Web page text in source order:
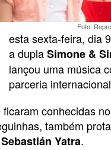
Foto:
esta sexta-feira, dia
a duplaSimone &
lançou uma música
parceria
conhecidas
também
Sebastián Yatra.